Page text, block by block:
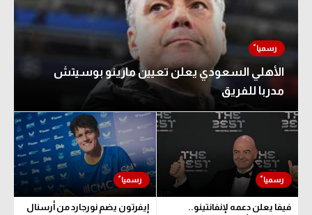
الأهلي السعودي يعلن تعيين مارينو بوسيتش
مدربا للفريق
فيفا يعلن دعمه لإنفانتينو..
إيفرتون يضم نورجارد من أرسنال